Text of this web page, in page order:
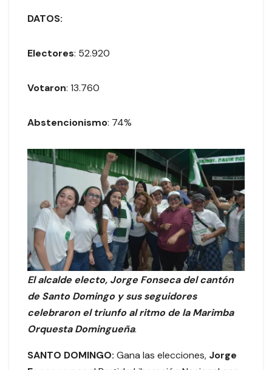
DATOS:
Electores: 52.920
Votaron: 13.760
Abstencionismo: 74%
El alcalde electo, Jorge Fonseca del cantón
de Santo Domingo y sus seguidores
celebraron el triunfo al ritmo de laMarimba
Orquesta Domingueña.
SANTO DOMINGO: Gana las elecciones, Jorge